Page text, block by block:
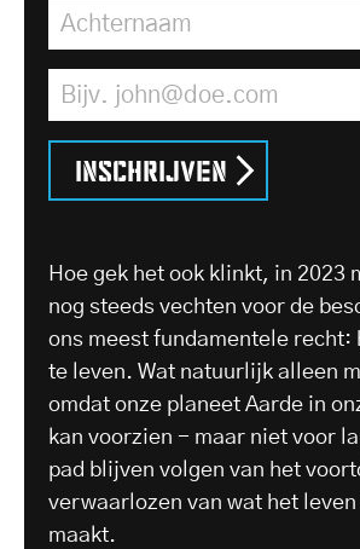
Achternaam
E-mailadres *
Inschrijven
Hoe gek het ook klinkt, in 2023
nog steeds vechten voor de
ons meest fundamentele recht:
te leven. Wat natuurlijk alleen
omdat onze planeet Aarde in
kan voorzien - maar niet voor
pad blijven volgen van het
verwaarlozen van wat het
maakt.